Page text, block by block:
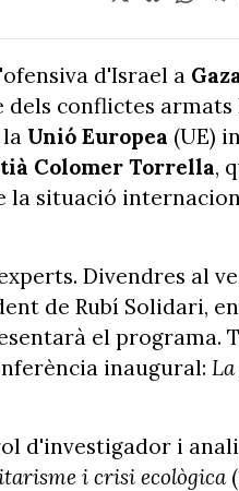
d'Israel a
dels conflictes
Unió Europea (UE)
Colomer Torrella,
la situació
Divendres al
de Rubí Solidari,
el programa.
inaugural:
d'investigador i
i crisi ecològica